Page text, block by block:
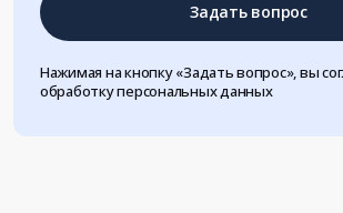
Задать вопрос
Нажимая на кнопку «Задать вопрос», вы
обработку персональных данных